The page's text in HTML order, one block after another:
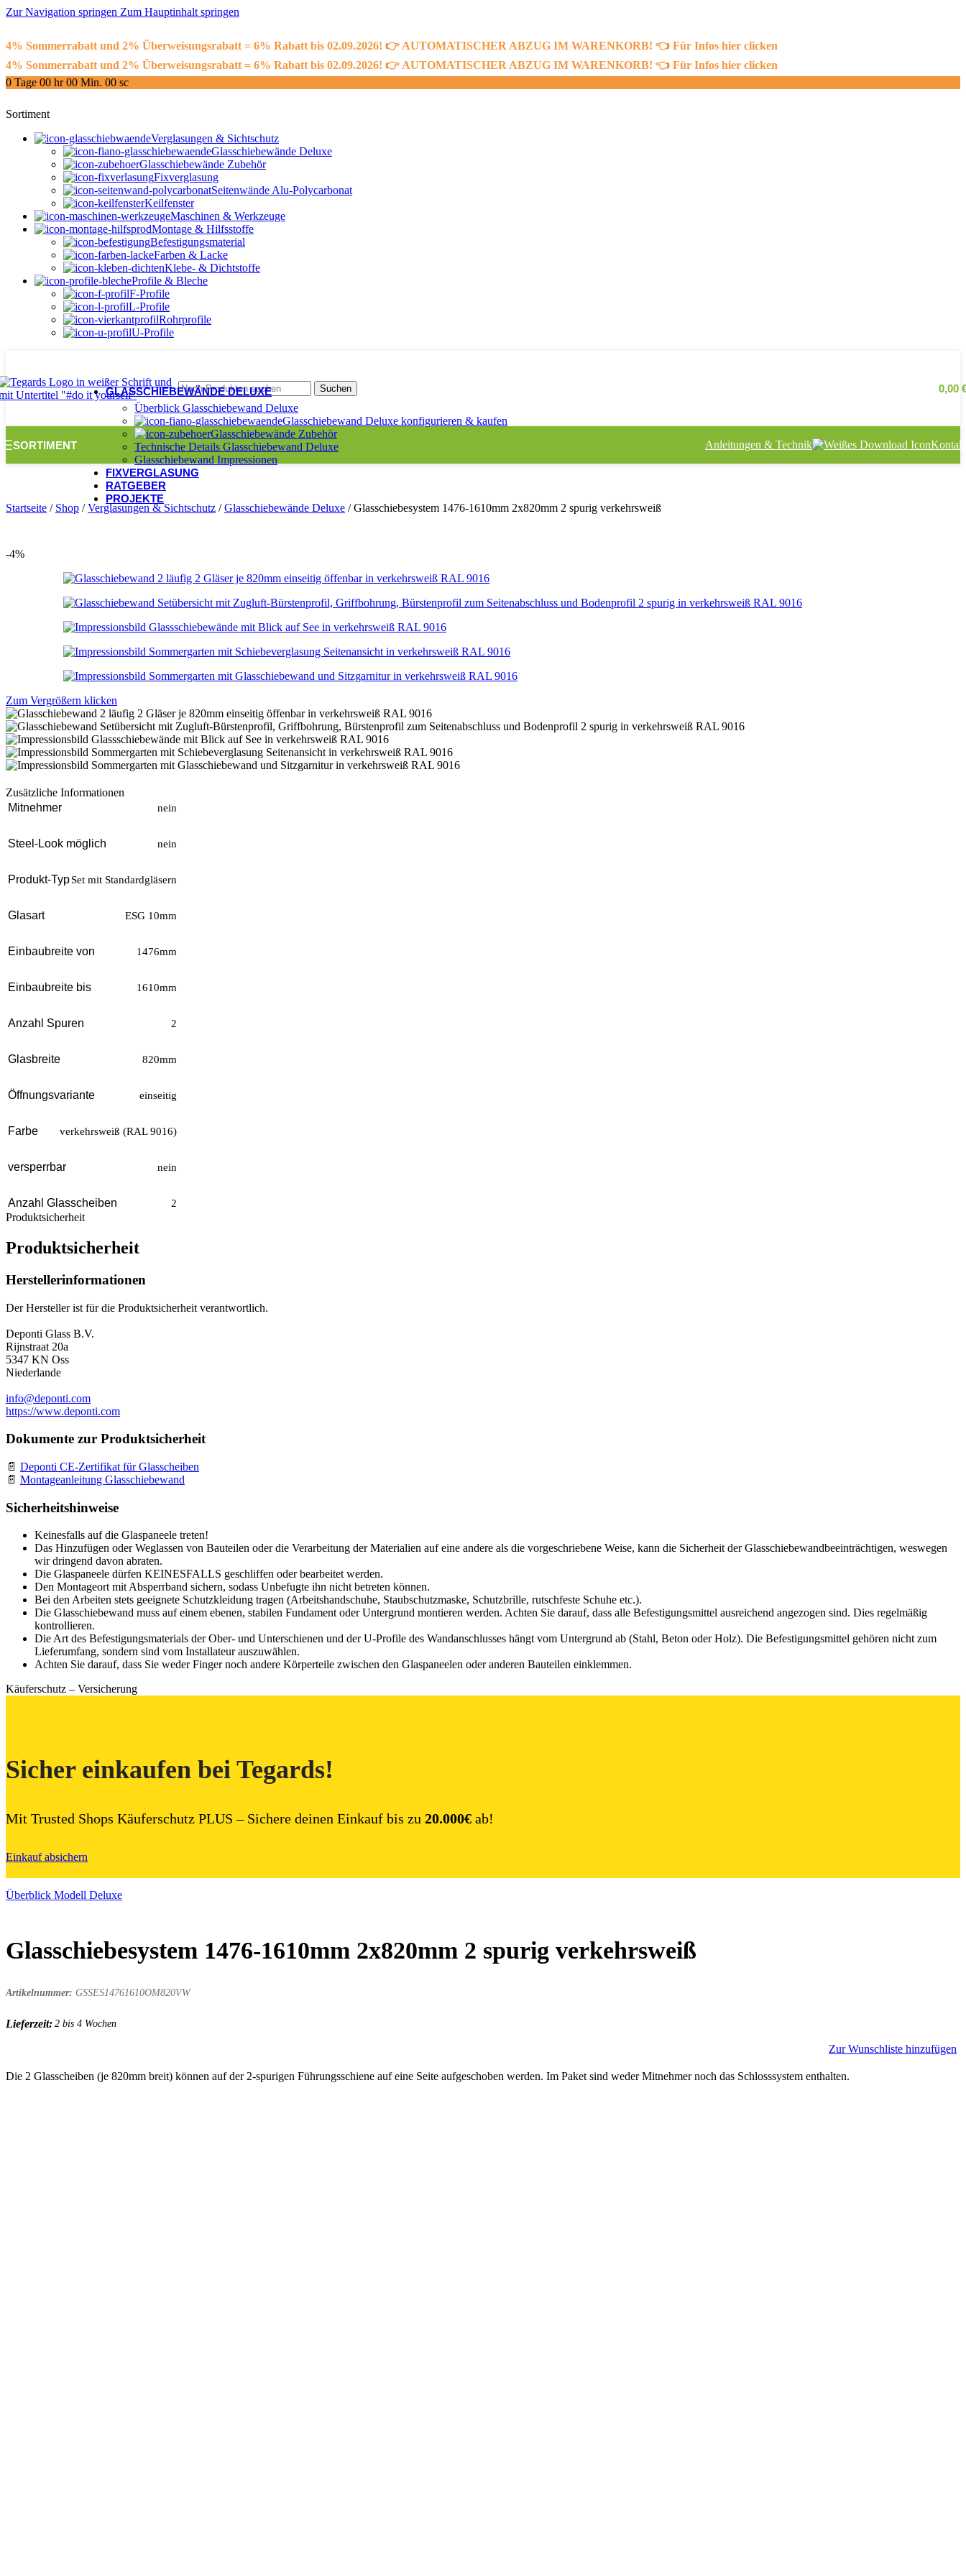
Zur Navigation springen Zum Hauptinhalt springen
4% Sommerrabatt und 2% Überweisungsrabatt = 6% Rabatt bis 02.09.2026! 👉 AUTOMATISCHER ABZUG IM WARENKORB! 👈 Für Infos hier clicken
4% Sommerrabatt und 2% Überweisungsrabatt = 6% Rabatt bis 02.09.2026! 👉 AUTOMATISCHER ABZUG IM WARENKORB! 👈 Für Infos hier clicken
0 Tage 00 hr00 Min. 00 sc
Sortiment
Verglasungen & Sichtschutz
Glasschiebewände Deluxe
Glasschiebewände Zubehör
Fixverglasung
Seitenwände Alu-Polycarbonat
Keilfenster
Maschinen & Werkzeuge
Montage & Hilfsstoffe
Befestigungsmaterial
Farben & Lacke
Klebe- & Dichtstoffe
Profile & Bleche
F-Profile
L-Profile
Rohrprofile
U-Profile
Suchen 0,00
SORTIMENT
GLASSCHIEBEWÄNDE DELUXE
Überblick Glasschiebewand Deluxe
Glasschiebewand Deluxe konfigurieren & kaufen
Glasschiebewände Zubehör
Technische Details Glasschiebewand Deluxe
Glasschiebewand Impressionen
FIXVERGLASUNG
RATGEBER
PROJEKTE
Anleitungen & Technik
Startseite / Shop /Verglasungen & Sichtschutz /Glasschiebewände Deluxe /Glasschiebesystem 1476-1610mm 2x820mm 2 spurig verkehrsweiß
-4%
Zum Vergrößern klicken
Zusätzliche Informationen
Mitnehmer
nein
Steel-Look möglich nein
Produkt-TypSet mit Standardgläsern
Glasart ESG 10mm
Einbaubreite von 1476mm
Einbaubreite bis 1610mm
Anzahl Spuren 2
Glasbreite 820mm
Öffnungsvariante einseitig
Farbe verkehrsweiß (RAL 9016)
versperrbar nein
Anzahl Glasscheiben 2
Produktsicherheit
Produktsicherheit
Herstellerinformationen
Der Hersteller ist für die Produktsicherheit verantwortlich.
Deponti Glass B.V.
Rijnstraat 20a
5347 KN Oss
Niederlande
info@deponti.com
https://www.deponti.com
Dokumente zur Produktsicherheit
Deponti CE-Zertifikat für Glasscheiben
Montageanleitung Glasschiebewand
Sicherheitshinweise
Keinesfalls auf die Glaspaneele treten!
Das Hinzufügen oder Weglassen von Bauteilen oder die Verarbeitung der Materialien auf eine andere als die vorgeschriebene Weise, kann die Sicherheit der Glasschiebewandbeeinträchtigen, weswegen
wir dringend davon abraten.
Die Glaspaneele dürfen KEINESFALLS geschliffen oder bearbeitet werden.
Den Montageort mit Absperrband sichern, sodass Unbefugte ihn nicht betreten können.
Bei den Arbeiten stets geeignete Schutzkleidung tragen (Arbeitshandschuhe, Staubschutzmaske, Schutzbrille, rutschfeste Schuhe etc.).
Die Glasschiebewand muss auf einem ebenen, stabilen Fundament oder Untergrund montieren werden. Achten Sie darauf, dass alle Befestigungsmittel ausreichend angezogen sind. Dies regelmäßig
kontrollieren.
Die Art des Befestigungsmaterials der Ober- und Unterschienen und der U-Profile des Wandanschlusses hängt vom Untergrund ab (Stahl, Beton oder Holz). Die Befestigungsmittel gehören nicht zum
Lieferumfang, sondern sind vom Installateur auszuwählen.
Achten Sie darauf, dass Sie weder Finger noch andere Körperteile zwischen den Glaspaneelen oder anderen Bauteilen einklemmen.
Käuferschutz – Versicherung
Sicher einkaufen bei Tegards!
Mit Trusted Shops Käuferschutz PLUS – Sichere deinen Einkauf bis zu 20.000€ ab!
Einkauf absichern
Überblick Modell Deluxe
Glasschiebesystem 1476-1610mm 2x820mm 2 spurig verkehrsweiß
Artikelnummer: GSSES14761610OM820VW
Lieferzeit: 2 bis 4 Wochen
Zur Wunschliste hinzufügen
Die 2 Glasscheiben (je 820mm breit) können auf der 2-spurigen Führungsschiene auf eine Seite aufgeschoben werden. Im Paket sind weder Mitnehmer noch das Schlosssystem enthalten.